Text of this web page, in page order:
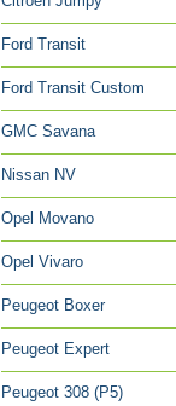
Ford Transit
Ford Transit Custom
GMC Savana
Nissan NV
Opel Movano
Opel Vivaro
Peugeot Boxer
Peugeot Expert
Peugeot 308 (P5)